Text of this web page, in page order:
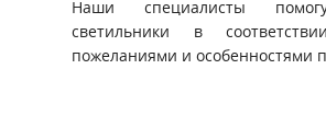
Наши специалисты
светильники в
пожеланиями и особенностями